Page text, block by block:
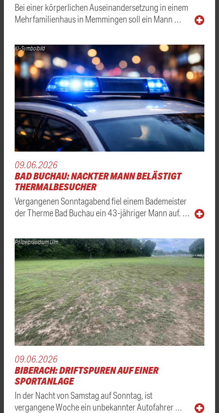
Bei einer körperlichen Auseinandersetzung in einem
Mehrfamilienhaus in Memmingen soll ein Mann …
KI-Symbolbild
09.06.2026
BAD BUCHAU: NACKTER MANN BELÄSTIGT
THERMALBESUCHER
Vergangenen Sonntagabend fiel einem Bademeister
der Therme Bad Buchau ein 43-jähriger Mann auf. …
Polizeipräsidium Ulm
09.06.2026
BIBERACH: DRIFTSPUREN AUF EINER
SPORTANLAGE
In der Nacht von Samstag auf Sonntag, ist
vergangene Woche ein unbekannter Autofahrer …